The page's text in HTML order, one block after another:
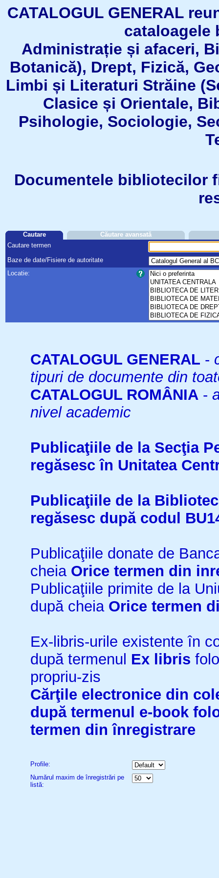
CATALOGUL GENERAL
Administrație și afaceri,
Botanică), Drept, Fizică,
Limbi și Literaturi Străine
Clasice și Orientale,
Psihologie, Sociologie,
Documentele bibliotecilor
Cautare
Căutare avansată
Cautare termen
Baze de date/Fisiere de autoritate
Locatie:
CATALOGUL GENERAL -
tipuri de documente din
CATALOGUL ROMÂNIA -
nivel academic
Publicaţiile de la Secţia
regăsesc în Unitatea
Publicaţiile de la
regăsesc după codul
Publicaţiile donate de
cheia Orice termen din
Publicaţiile primite de la
după cheia Orice termen
Ex-libris-urile existente în
după termenul Ex libris
propriu-zis
Cărţile electronice din
după termenul e-book
termen din înregistrare
Profile:
Numărul maxim de înregistrări pe
listă: